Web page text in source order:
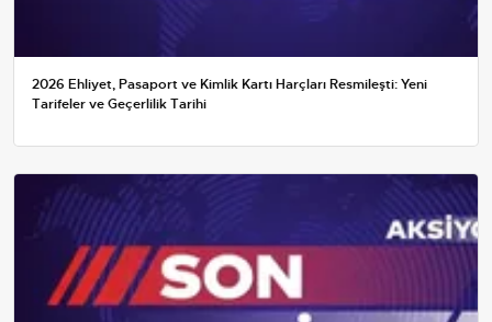
2026 Ehliyet, Pasaport ve Kimlik Kartı Harçları Resmileşti: Yeni
Tarifeler ve Geçerlilik Tarihi